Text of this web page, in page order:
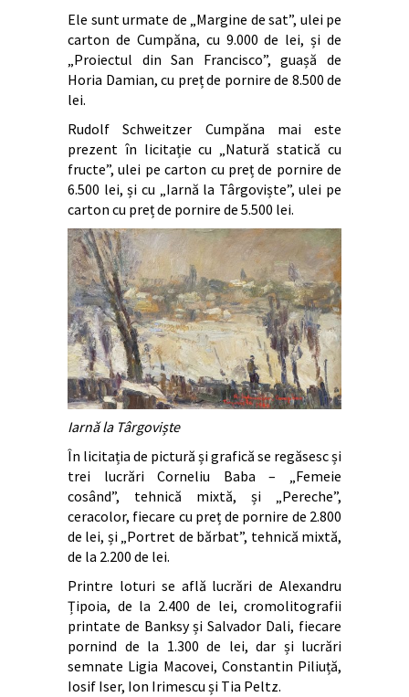
Ele sunt urmate de „Margine de sat”, ulei pe
carton de Cumpăna, cu 9.000 de lei, și de
„Proiectul din San Francisco”, guașă de
Horia Damian, cu preț de pornire de 8.500 de
lei.
Rudolf Schweitzer Cumpăna mai este
prezent în licitație cu „Natură statică cu
fructe”, ulei pe carton cu preț de pornire de
6.500 lei, și cu „Iarnă la Târgoviște”, ulei pe
carton cu preț de pornire de 5.500 lei.
Iarnă la Târgoviște
În licitația de pictură și grafică se regăsesc și
trei lucrări Corneliu Baba – „Femeie
cosând”, tehnică mixtă, și „Pereche”,
ceracolor, fiecare cu preț de pornire de 2.800
de lei, și „Portret de bărbat”, tehnică mixtă,
de la 2.200 de lei.
Printre loturi se află lucrări de Alexandru
Țipoia, de la 2.400 de lei, cromolitografii
printate de Banksy și Salvador Dali, fiecare
pornind de la 1.300 de lei, dar și lucrări
semnate Ligia Macovei, Constantin Piliuță,
Iosif Iser, Ion Irimescu și Tia Peltz.